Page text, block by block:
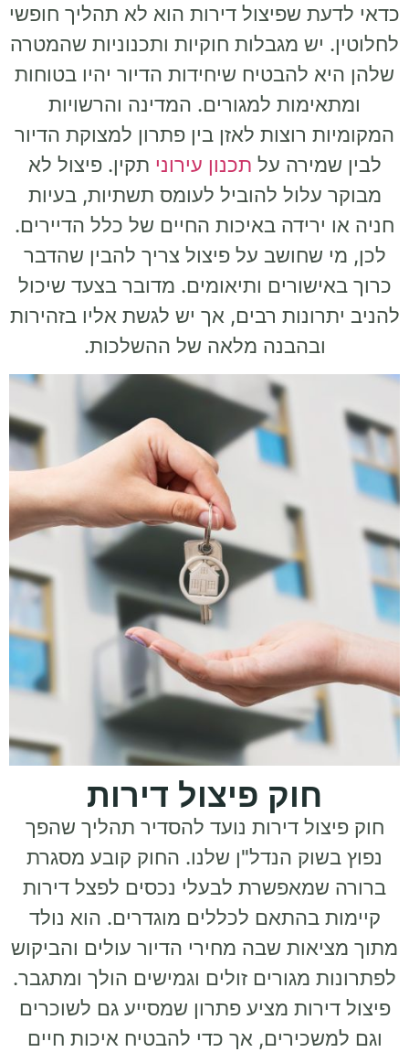
כדאי לדעת שפיצול דירות הוא לא תהליך חופשי
לחלוטין. יש מגבלות חוקיות ותכנוניות שהמטרה
שלהן היא להבטיח שיחידות הדיור יהיו בטוחות
ומתאימות למגורים. המדינה והרשויות
המקומיות רוצות לאזן בין פתרון למצוקת הדיור
לבין שמירה על תכנון עירוני תקין. פיצול לא
מבוקר עלול להוביל לעומס תשתיות, בעיות
חניה או ירידה באיכות החיים של כלל הדיירים.
לכן, מי שחושב על פיצול צריך להבין שהדבר
כרוך באישורים ותיאומים. מדובר בצעד שיכול
להניב יתרונות רבים, אך יש לגשת אליו בזהירות
ובהבנה מלאה של ההשלכות.
חוק פיצול דירות
חוק פיצול דירות נועד להסדיר תהליך שהפך
נפוץ בשוק הנדל"ן שלנו. החוק קובע מסגרת
ברורה שמאפשרת לבעלי נכסים לפצל דירות
קיימות בהתאם לכללים מוגדרים. הוא נולד
מתוך מציאות שבה מחירי הדיור עולים והביקוש
לפתרונות מגורים זולים וגמישים הולך ומתגבר.
פיצול דירות מציע פתרון שמסייע גם לשוכרים
וגם למשכירים, אך כדי להבטיח איכות חיים